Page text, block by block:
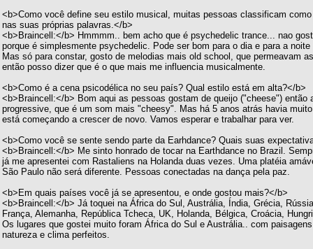
<b>Como você define seu estilo musical, muitas pessoas classificam
nas suas próprias palavras.</b>
<b>Braincell:</b> Hmmmm.. bem acho que é psychedelic trance... nao
porque é simplesmente psychedelic. Pode ser bom para o dia e para a
Mas só para constar, gosto de melodias mais old school, que permeavam
então posso dizer que é o que mais me influencia musicalmente.
<b>Como é a cena psicodélica no seu país? Qual estilo está em alta?</b>
<b>Braincell:</b> Bom aqui as pessoas gostam de queijo ("cheese") então
progressive, que é um som mais "cheesy". Mas há 5 anos atrás havia
está começando a crescer de novo. Vamos esperar e trabalhar para ver.
<b>Como você se sente sendo parte da Earhdance? Quais suas
<b>Braincell:</b> Me sinto honrado de tocar na Earthdance no Brazil.
já me apresentei com Rastaliens na Holanda duas vezes. Uma platéia
São Paulo não será diferente. Pessoas conectadas na dança pela paz.
<b>Em quais países você já se apresentou, e onde gostou mais?</b>
<b>Braincell:</b> Já toquei na África do Sul, Austrália, Índia, Grécia,
França, Alemanha, República Tcheca, UK, Holanda, Bélgica, Croácia,
Os lugares que gostei muito foram África do Sul e Austrália.. com
natureza e clima perfeitos.